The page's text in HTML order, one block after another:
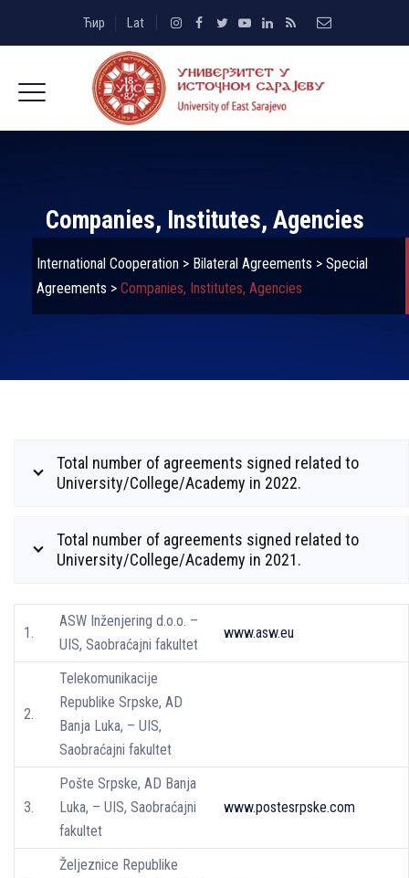
Ћир Lat
Companies, Institutes, Agencies
International Cooperation> Bilateral Agreements > Special
Agreements > Companies, Institutes, Agencies
Total number of agreements signed related to
University/College/Academy in 2022.
Total number of agreements signed related to
University/College/Academy in 2021.
1.
ASW Inženjering d.o.o. –
UIS, Saobraćajni fakultet
www.asw.eu
2.
Telekomunikacije
Republike Srpske, AD
Banja Luka, – UIS,
Saobraćajni fakultet
3.
Pošte Srpske, AD Banja
Luka, – UIS, Saobraćajni
fakultet
www.postesrpske.com
Željeznice Republike